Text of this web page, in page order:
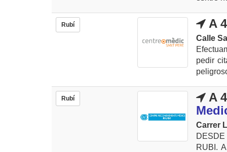
Rubí A
Calle
pedir
Rubí
A
Carrer
RUBI.